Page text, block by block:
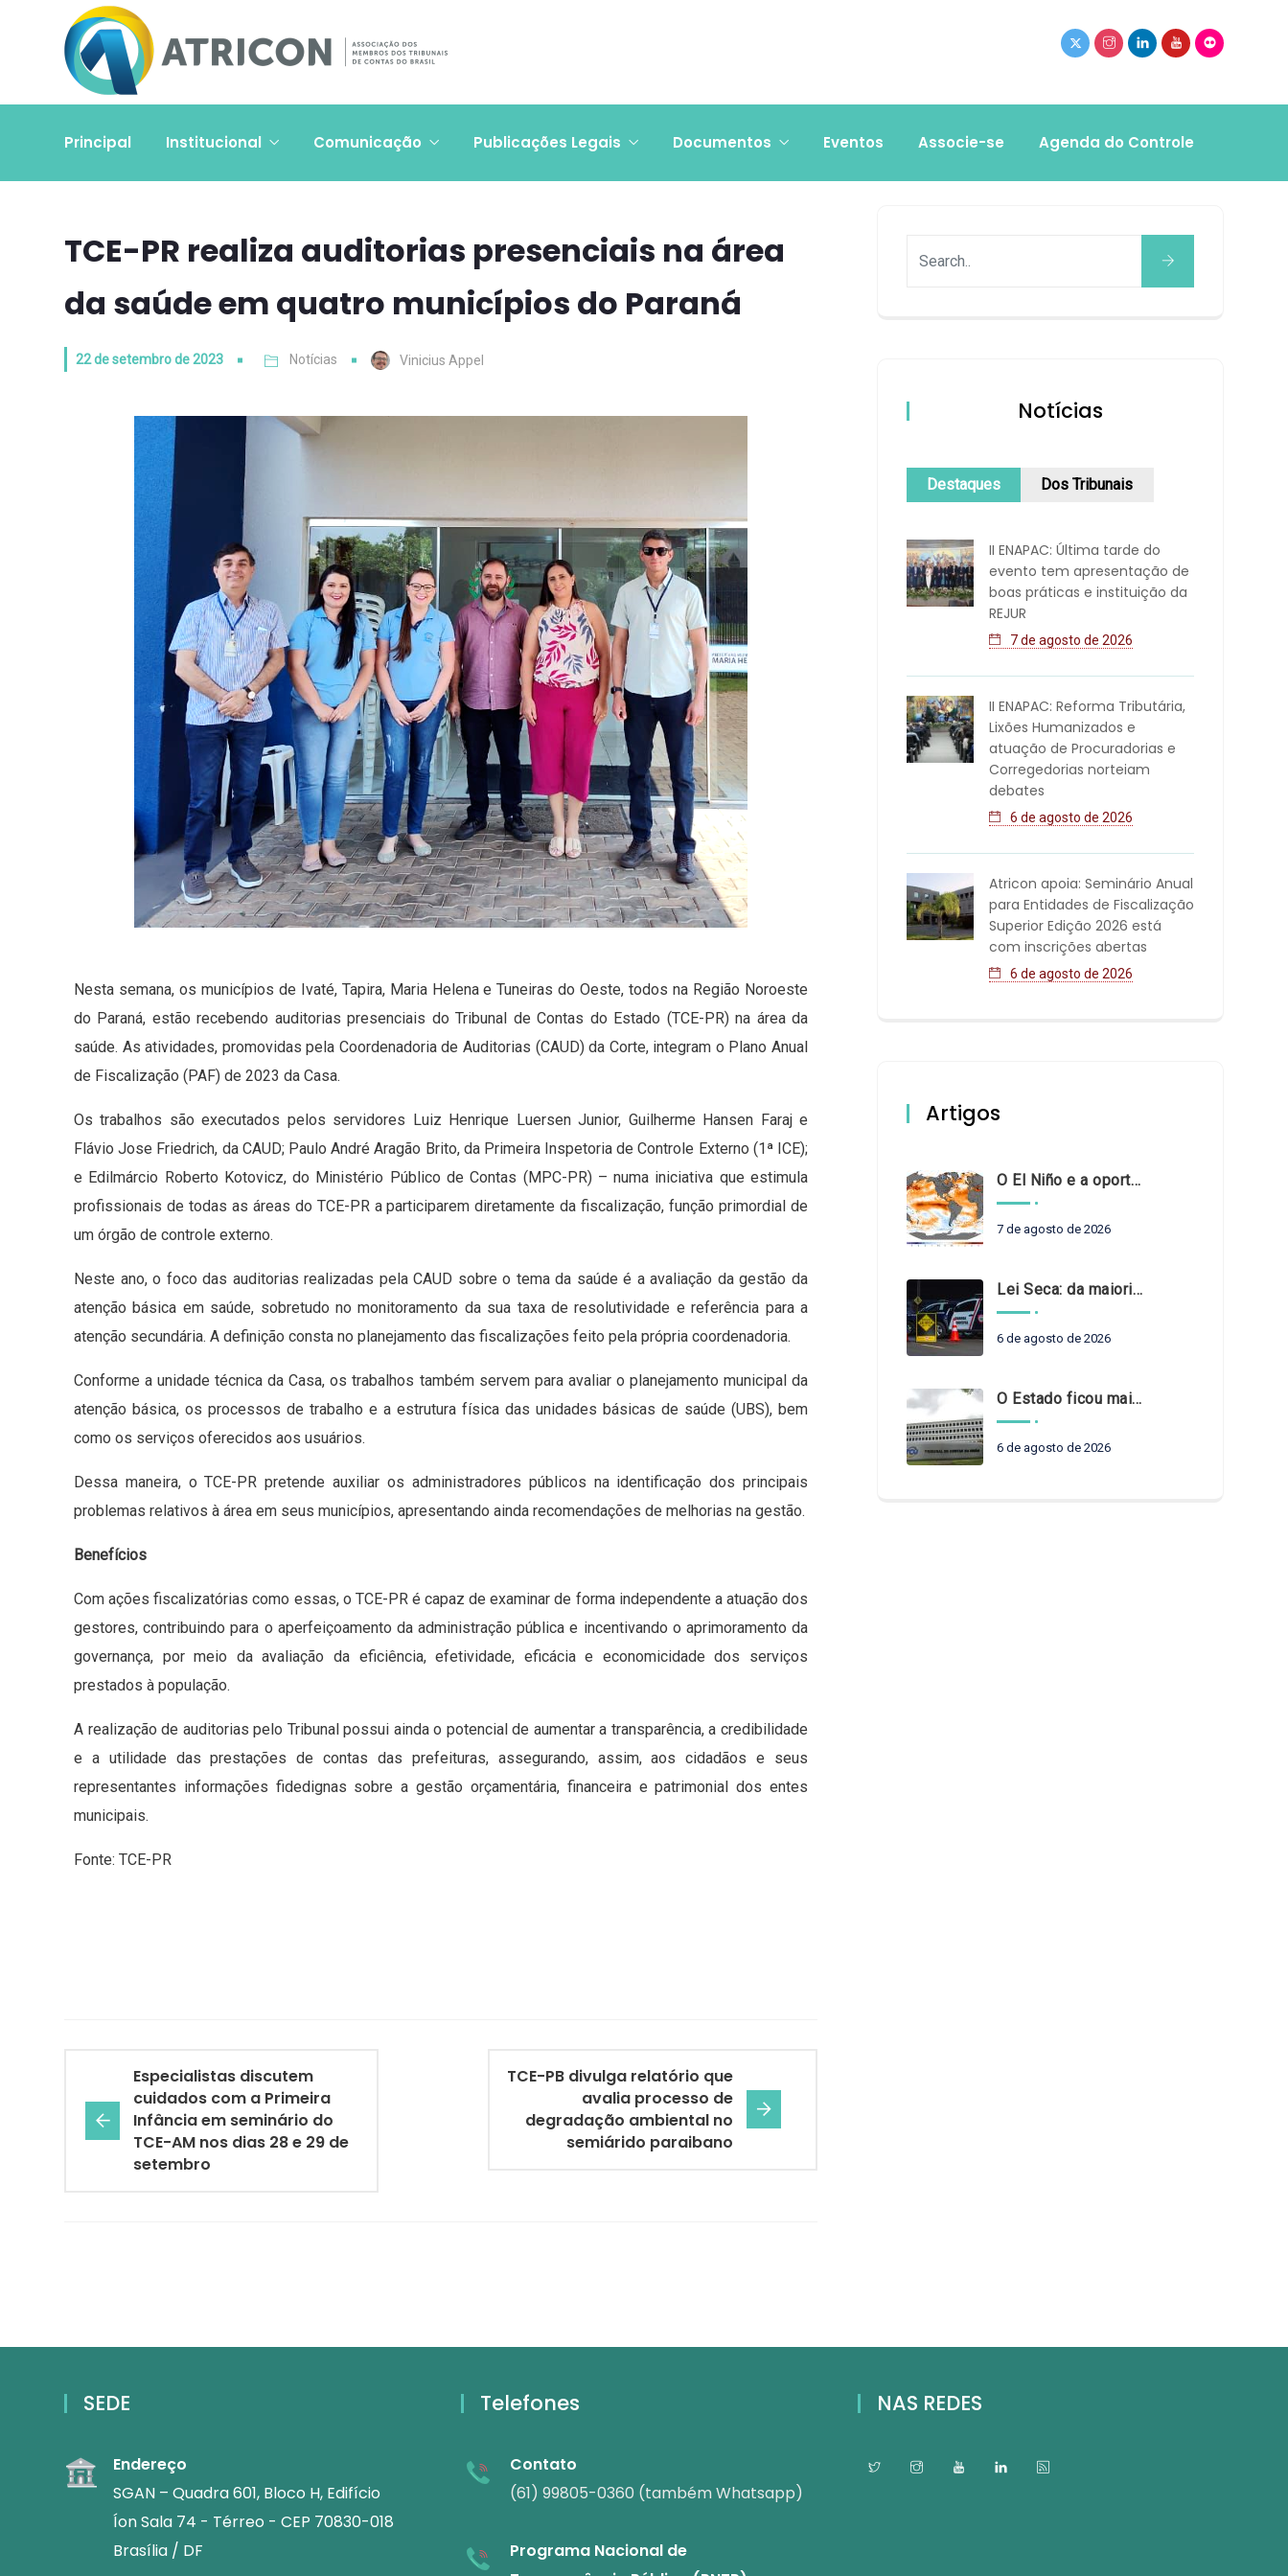
Principal Institucional Comunicação Publicações Legais Documentos Eventos Associe-se Agenda do Controle
TCE-PR realiza auditorias presenciais na área
da saúde em quatro municípios do Paraná
22 de setembro de 2023 Notícias Vinicius Appel
Nesta semana, os municípios de Ivaté, Tapira, Maria Helena e Tuneiras do Oeste, todos na Região Noroeste
do Paraná, estão recebendo auditorias presenciais do Tribunal de Contas do Estado (TCE-PR) na área da
saúde. As atividades, promovidas pela Coordenadoria de Auditorias (CAUD) da Corte, integram o Plano Anual
de Fiscalização (PAF) de 2023 da Casa.
Os trabalhos são executados pelos servidores Luiz Henrique Luersen Junior, Guilherme Hansen Faraj e
Flávio Jose Friedrich, da CAUD; Paulo André Aragão Brito, da Primeira Inspetoria de Controle Externo (1ª ICE);
e Edilmárcio Roberto Kotovicz, do Ministério Público de Contas (MPC-PR) – numa iniciativa que estimula
profissionais de todas as áreas do TCE-PR a participarem diretamente da fiscalização, função primordial de
um órgão de controle externo.
Neste ano, o foco das auditorias realizadas pela CAUD sobre o tema da saúde é a avaliação da gestão da
atenção básica em saúde, sobretudo no monitoramento da sua taxa de resolutividade e referência para a
atenção secundária. A definição consta no planejamento das fiscalizações feito pela própria coordenadoria.
Conforme a unidade técnica da Casa, os trabalhos também servem para avaliar o planejamento municipal da
atenção básica, os processos de trabalho e a estrutura física das unidades básicas de saúde (UBS), bem
como os serviços oferecidos aos usuários.
Dessa maneira, o TCE-PR pretende auxiliar os administradores públicos na identificação dos principais
problemas relativos à área em seus municípios, apresentando ainda recomendações de melhorias na gestão.
Benefícios
Com ações fiscalizatórias como essas, o TCE-PR é capaz de examinar de forma independente a atuação dos
gestores, contribuindo para o aperfeiçoamento da administração pública e incentivando o aprimoramento da
governança, por meio da avaliação da eficiência, efetividade, eficácia e economicidade dos serviços
prestados à população.
A realização de auditorias pelo Tribunal possui ainda o potencial de aumentar a transparência, a credibilidade
e a utilidade das prestações de contas das prefeituras, assegurando, assim, aos cidadãos e seus
representantes informações fidedignas sobre a gestão orçamentária, financeira e patrimonial dos entes
municipais.
Fonte: TCE-PR
Especialistas discutem
cuidados com a Primeira
Infância em seminário do
TCE-AM nos dias 28 e 29 de
setembro
TCE-PB divulga relatório que
avalia processo de
degradação ambiental no
semiárido paraibano
Notícias
Destaques Dos Tribunais
II ENAPAC: Última tarde do
evento tem apresentação de
boas práticas e instituição da
REJUR
7 de agosto de 2026
II ENAPAC: Reforma Tributária,
Lixões Humanizados e
atuação de Procuradorias e
Corregedorias norteiam
debates
6 de agosto de 2026
Atricon apoia: Seminário Anual
para Entidades de Fiscalização
Superior Edição 2026 está
com inscrições abertas
6 de agosto de 2026
Artigos
O El Niño e a oportunidade de fortalecer o controle externo das políticas climáticas
7 de agosto de 2026
Lei Seca: da maioridade à maturidade
6 de agosto de 2026
O Estado ficou mais complexo. O controle precisa acompanhar
6 de agosto de 2026
SEDE
Endereço
SGAN – Quadra 601, Bloco H, Edifício
Íon Sala 74 - Térreo - CEP 70830-018
Brasília / DF
Telefones
Contato
(61) 99805-0360 (também Whatsapp)
Programa Nacional de
NAS REDES